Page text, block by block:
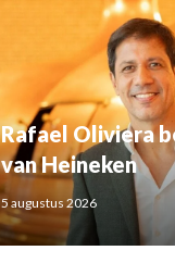
Rafael Oliviera
van Heineken
5 augustus 2026